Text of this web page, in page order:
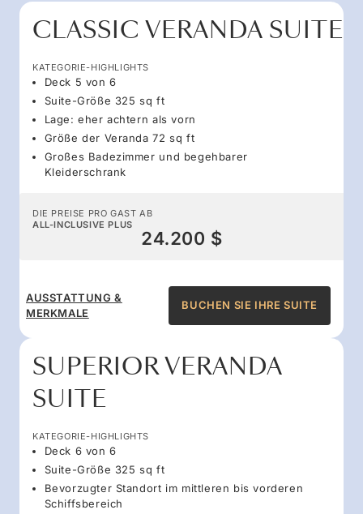
CLASSIC VERANDA SUITE
KATEGORIE-HIGHLIGHTS
Deck 5 von 6
Suite-Größe 325 sq ft
Lage: eher achtern als vorn
Größe der Veranda 72 sq ft
Großes Badezimmer und begehbarer
Kleiderschrank
DIE PREISE PRO GAST AB
ALL-INCLUSIVE PLUS
24.200 $
AUSSTATTUNG &
MERKMALE
BUCHEN SIE IHRE SUITE
SUPERIOR VERANDA
SUITE
KATEGORIE-HIGHLIGHTS
Deck 6 von 6
Suite-Größe 325 sq ft
Bevorzugter Standort im mittleren bis vorderen
Schiffsbereich